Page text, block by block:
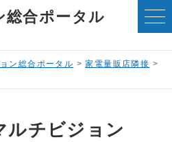
総合ポータル
ン総合ポータル >家電量販店隣接 >
ルチビジョン